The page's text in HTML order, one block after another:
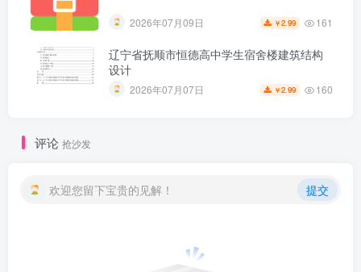
第5页 / 共23页
2026年07月09日 ￥2.99 161
辽宁省抚顺市恒德高中学生宿舍楼建筑结构
设计
2026年07月07日 ￥2.99 160
评论 抢沙发
欢迎您留下宝贵的见解！ 提交